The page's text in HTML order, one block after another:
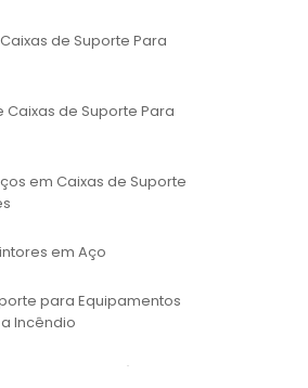
de Suporte Para
de Suporte Para
em Caixas de Suporte
em Aço
para Equipamentos
Incêndio
Ataque para Incêndio